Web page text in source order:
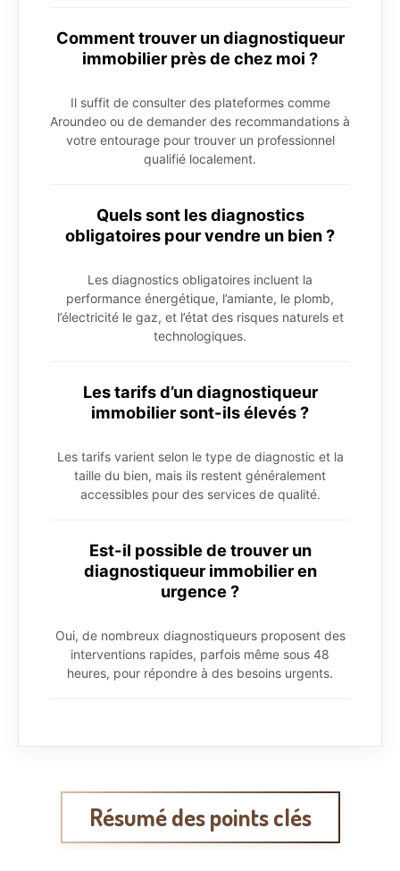
Comment trouver un diagnostiqueur
immobilier près de chez moi ?
Il suffit de consulter des plateformes comme
Aroundeo ou de demander des recommandations à
votre entourage pour trouver un professionnel
qualifié localement.
Quels sont les diagnostics
obligatoires pour vendre un bien ?
Les diagnostics obligatoires incluent la
performance énergétique, l’amiante, le plomb,
l’électricité le gaz, et l’état des risques naturels et
technologiques.
Les tarifs d’un diagnostiqueur
immobilier sont-ils élevés ?
Les tarifs varient selon le type de diagnostic et la
taille du bien, mais ils restent généralement
accessibles pour des services de qualité.
Est-il possible de trouver un
diagnostiqueur immobilier en
urgence ?
Oui, de nombreux diagnostiqueurs proposent des
interventions rapides, parfois même sous 48
heures, pour répondre à des besoins urgents.
Résumé des points clés